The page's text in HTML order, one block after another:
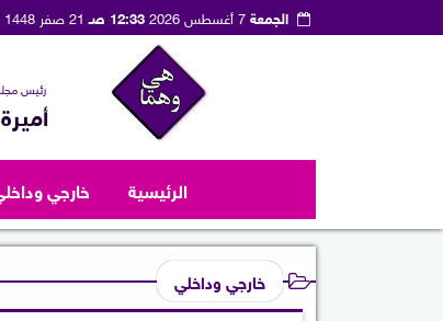
الجمعة7 أغسطس 2026 12:33 صـ 21 صفر 1448
رئيس
الرئيسية خارجي
خارجي وداخلي